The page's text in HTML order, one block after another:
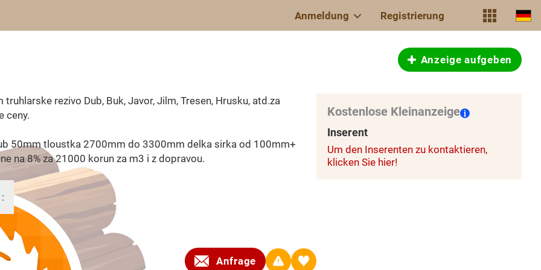
Anmeldung Registrierung
Anzeige aufgeben
truhlarske rezivo Dub, Buk, Javor, Jilm, Tresen, Hrusku, atd.za
ceny.
50mm tloustka 2700mm do 3300mm delka sirka od 100mm+
na 8% za 21000 korun za m3 i z dopravou.
Anfrage
Kostenlose Kleinanzeige
Inserent
Um den Inserenten zu kontaktieren,
klicken Sie hier!